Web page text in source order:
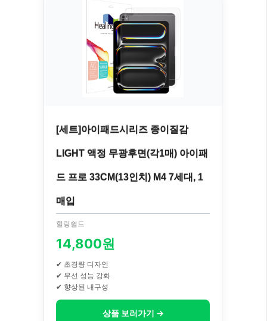
[세트]아이패드시리즈 종이질감
LIGHT 액정 무광후면(각1매) 아이패
드 프로 33CM(13인치) M4 7세대, 1
매입
힐링쉴드
14,800원
✔ 초경량 디자인
✔ 무선 성능 강화
✔ 향상된 내구성
상품 보러가기 →